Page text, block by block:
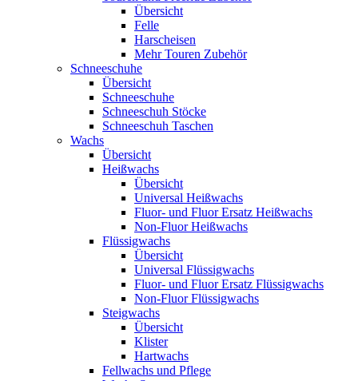
Übersicht
Felle
Harscheisen
Mehr Touren Zubehör
Schneeschuhe
Übersicht
Schneeschuhe
Schneeschuh Stöcke
Schneeschuh Taschen
Wachs
Übersicht
Heißwachs
Übersicht
Universal Heißwachs
Fluor- und Fluor Ersatz Heißwachs
Non-Fluor Heißwachs
Flüssigwachs
Übersicht
Universal Flüssigwachs
Fluor- und Fluor Ersatz Flüssigwachs
Non-Fluor Flüssigwachs
Steigwachs
Übersicht
Klister
Hartwachs
Fellwachs und Pflege